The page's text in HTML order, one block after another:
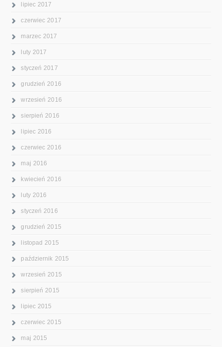
lipiec 2017
czerwiec 2017
marzec 2017
luty 2017
styczeń 2017
grudzień 2016
wrzesień 2016
sierpień 2016
lipiec 2016
czerwiec 2016
maj 2016
kwiecień 2016
luty 2016
styczeń 2016
grudzień 2015
listopad 2015
październik 2015
wrzesień 2015
sierpień 2015
lipiec 2015
czerwiec 2015
maj 2015